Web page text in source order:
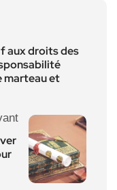
aux droits des
marteau et